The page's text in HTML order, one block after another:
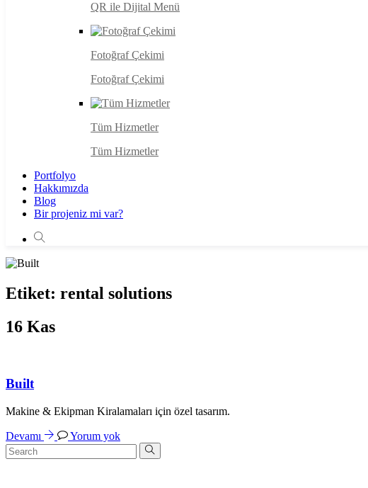
QR ile Dijital Menü
Fotoğraf Çekimi
Fotoğraf Çekimi
Tüm Hizmetler
Tüm Hizmetler
Portfolyo
Hakkımızda
Blog
Bir projeniz mi var?
Etiket: rental solutions
16 Kas
Built
Makine & Ekipman Kiralamaları için özel tasarım.
Devamı Yorum yok